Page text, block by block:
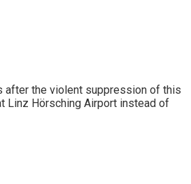
after the violent suppression of this
Linz Hörsching Airport instead of